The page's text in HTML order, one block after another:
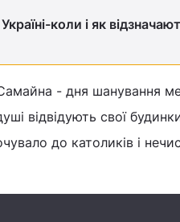
коли і як
- дня шанування
відвідують свої
до католиків і